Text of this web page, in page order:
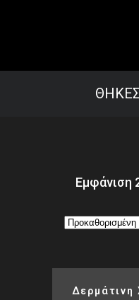
Εμφάνιση
Δερμάτινη